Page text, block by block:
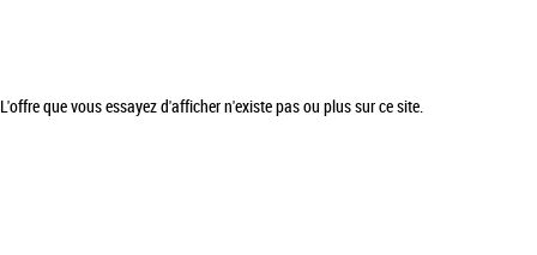
L'offre que vous essayez d'afficher n'existe pas ou plus sur ce site.